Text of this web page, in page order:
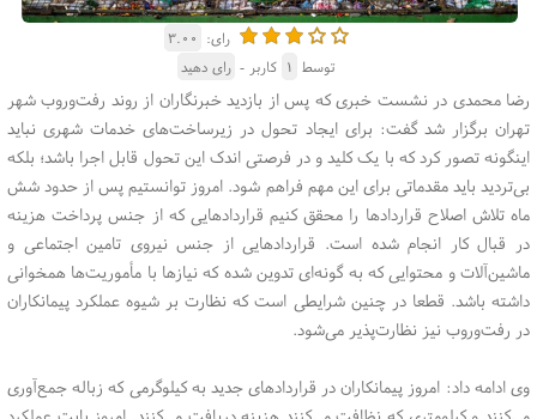
رای: ۳.۰۰
توسط ۱ کاربر - رای دهید
رضا محمدی در نشست خبری که پس از بازدید خبرنگاران از روند رفت‌وروب شهر
تهران برگزار شد گفت: برای ایجاد تحول در زیرساخت‌های خدمات شهری نباید
اینگونه تصور کرد که با یک کلید و در فرصتی اندک این تحول قابل اجرا باشد؛ بلکه
بی‌تردید باید مقدماتی برای این مهم فراهم شود. امروز توانستیم پس از حدود شش
ماه تلاش اصلاح قراردادها را محقق کنیم قراردادهایی که از جنس پرداخت هزینه
در قبال کار انجام شده است. قراردادهایی از جنس نیروی تامین اجتماعی و
ماشین‌آلات و محتوایی که به گونه‌ای تدوین شده که نیازها با مأموریت‌ها همخوانی
داشته باشد. قطعا در چنین شرایطی است که نظارت بر شیوه عملکرد پیمانکاران
در رفت‌وروب نیز نظارت‌پذیر می‌شود.
وی ادامه داد: امروز پیمانکاران در قراردادهای جدید به کیلوگرمی که زباله‌ جمع‌آوری